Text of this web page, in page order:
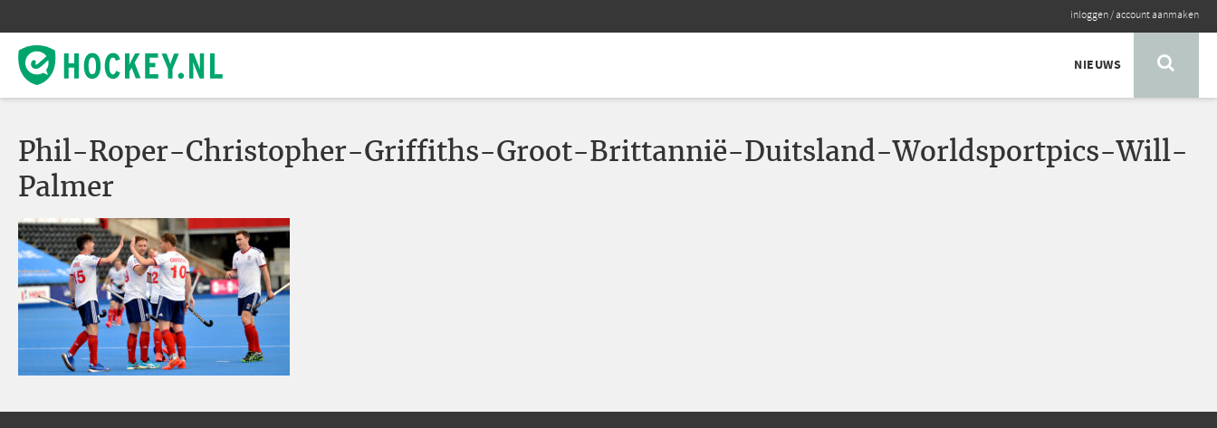
inloggen/account aanmaken
NIEUWS
Phil-Roper-Christopher-Griffiths-Groot-Brittannië-Duitsland-Worldsportpics-Will-
Palmer